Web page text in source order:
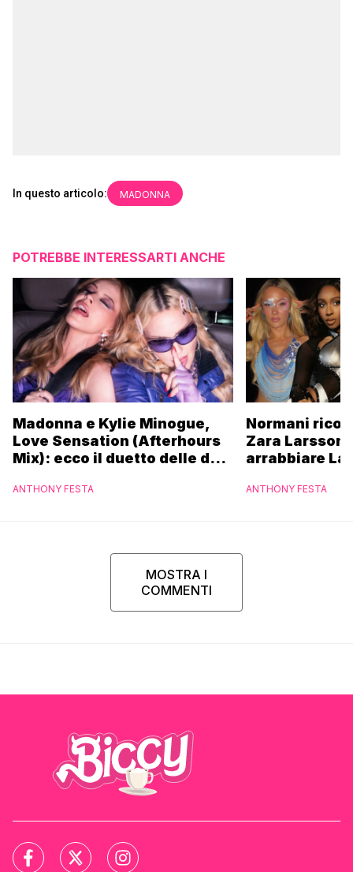
In questo articolo: MADONNA
POTREBBE INTERESSARTI ANCHE
Madonna e Kylie Minogue,
Love Sensation (Afterhours
Mix): ecco il duetto delle due
ANTHONY FESTA
Normani
Zara Larsson
arrabbiare
ANTHONY FESTA
MOSTRA I
COMMENTI